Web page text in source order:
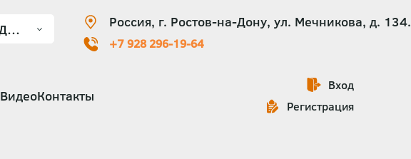
Россия, г. Ростов-на-Дону, ул. Мечникова, д. 134.
+7 928 296-19-64
ВидеоКонтакты
Вход
Регистрация